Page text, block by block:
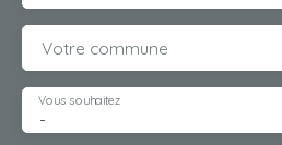
Votre commune
-
Vous souhaitez